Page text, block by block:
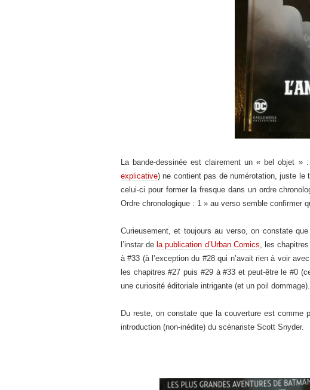
La bande-dessinée est clairement un « bel objet
explicative) ne contient pas de numérotation, juste
celui-ci pour former la fresque dans un ordre
Ordre chronologique : 1 » au verso semble confirmer
Curieusement, et toujours au verso, on constate
l’instar de la publication d’Urban Comics , les
à #33 (à l’exception du #28 qui n’avait rien à voir
les chapitres #27 puis #29 à #33 et peut-être le #0
une curiosité éditoriale intrigante (et un poil dommage).
Du reste, on constate que la couverture est comme
introduction (non-inédite) du scénariste Scott Snyder.